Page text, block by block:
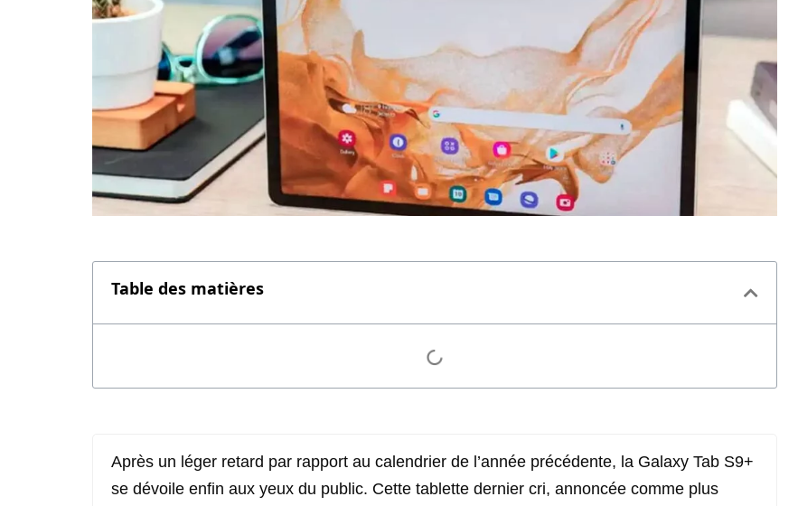
Table des matières
Après un léger retard par rapport au calendrier de l’année précédente, la Galaxy Tab S9+
se dévoile enfin aux yeux du public. Cette tablette dernier cri, annoncée comme plus